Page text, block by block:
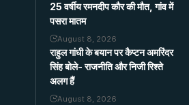
25 वर्षीय रमनदीप कौर की मौत, गांव में
पसरा मातम
August 8, 2026
राहुल गांधी के बयान पर कैप्टन अमरिंदर
सिंह बोले- राजनीति और निजी रिश्ते
अलग हैं
August 8, 2026